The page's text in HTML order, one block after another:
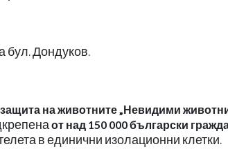
бул. Дондуков.
на животните „Невидими
от над 150 000 български
в единични изолационни клетки.